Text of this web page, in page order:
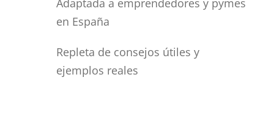
Adaptada a emprendedores y pymes
en España
Repleta de consejos útiles y
ejemplos reales